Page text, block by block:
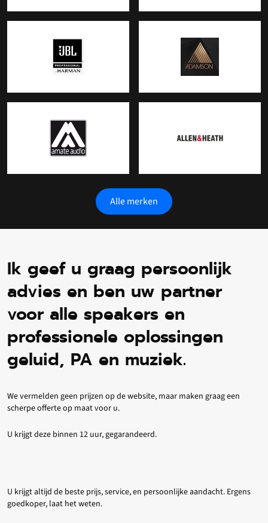
Alle merken
Ik geef u graag persoonlijk
advies en ben uw partner
voor alle speakers en
professionele oplossingen
geluid, PA en muziek.
We vermelden geen prijzen op de website, maar maken graag een
scherpe offerte op maat voor u.
U krijgt deze binnen 12 uur, gegarandeerd.
U krijgt altijd de beste prijs, service, en persoonlijke aandacht. Ergens
goedkoper, laat het weten.